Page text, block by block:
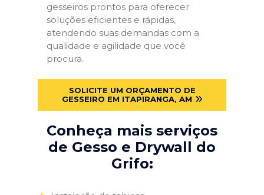
gesseiros prontos para oferecer
soluções eficientes e rápidas,
atendendo suas demandas com a
qualidade e agilidade que você
procura.
SOLICITE UM ORÇAMENTO DE
GESSEIRO EM ITAPIRANGA, AM
Conheça mais serviços
de Gesso e Drywall do
Grifo: